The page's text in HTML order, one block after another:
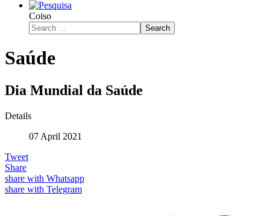
Coiso
Search
Saúde
Dia Mundial da Saúde
Details
07 April 2021
Tweet
Share
share with Whatsapp
share with Telegram